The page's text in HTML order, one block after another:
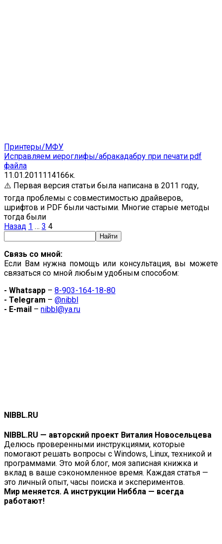
Принтеры/МФУ
Исправляем иероглифы/абракадабру при печати pdf
файла
11.01.2011114166к.
⚠️ Первая версия статьи была написана в 2011 году,
тогда проблемы с совместимостью драйверов,
шрифтов и PDF были частыми. Многие старые методы
тогда были
Пагинация
Назад 1 … 3 4
Связь со мной:
Если Вам нужна помощь или консультация, вы можете
связаться со мной любым удобным способом:
- Whatsapp – 8-903-164-18-80
- Telegram – @nibbl
- E-mail – nibbl@ya.ru
NIBBL.RU
NIBBL.RU — авторский проект Виталия Новосельцева
Делюсь проверенными инструкциями, которые
помогают решать вопросы с Windows, Linux, техникой и
программами. Это мой блог, моя записная книжка и
вклад в ваше сэкономленное время. Каждая статья —
это личный опыт, часы поиска и экспериментов.
Мир меняется. А инструкции Ниббла — всегда
работают!